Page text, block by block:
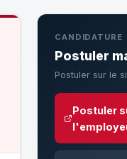
CANDIDATURE
Postuler
Postuler sur le
Postuler